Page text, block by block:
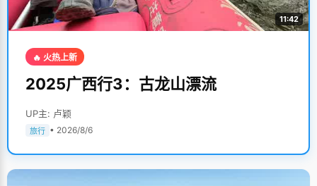
11:42
🔥 火热上新
2025广西行3：古龙山漂流
UP主: 卢颖
旅行 • 2026/8/6